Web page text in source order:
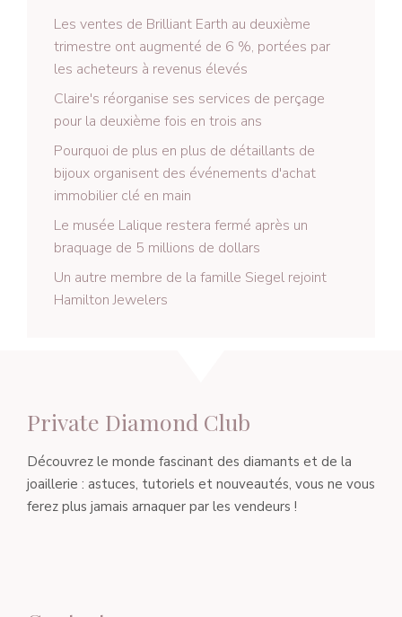
Les ventes de Brilliant Earth au deuxième
trimestre ont augmenté de 6 %, portées par
les acheteurs à revenus élevés
Claire's réorganise ses services de perçage
pour la deuxième fois en trois ans
Pourquoi de plus en plus de détaillants de
bijoux organisent des événements d'achat
immobilier clé en main
Le musée Lalique restera fermé après un
braquage de 5 millions de dollars
Un autre membre de la famille Siegel rejoint
Hamilton Jewelers
Private Diamond Club
Découvrez le monde fascinant des diamants et de la
joaillerie : astuces, tutoriels et nouveautés, vous ne vous
ferez plus jamais arnaquer par les vendeurs !